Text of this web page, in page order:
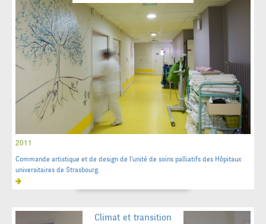
2011
Commande artistique et de design de l'unité de soins palliatifs des Hôpitaux
universitaires de Strasbourg.
Climat et transition